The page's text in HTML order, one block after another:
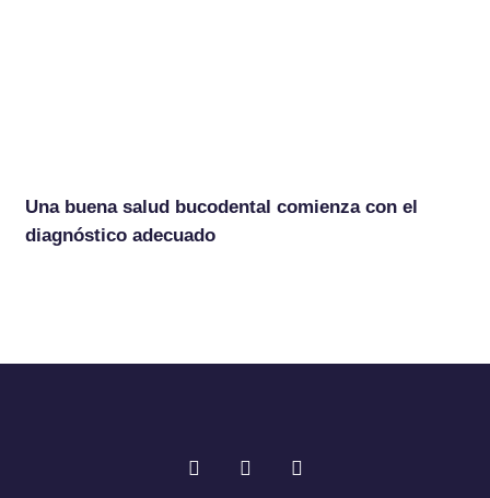
Una buena salud bucodental comienza con el
diagnóstico adecuado
F
T
I